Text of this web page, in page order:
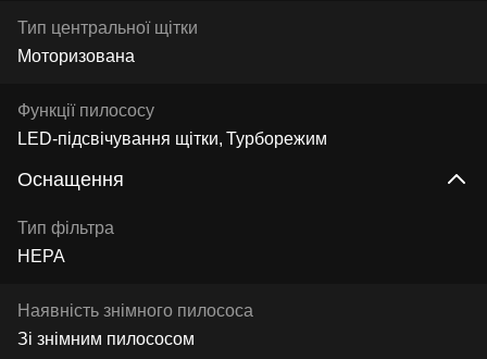
Тип центральної щітки
Моторизована
Функції пилососу
LED-підсвічування щітки Турборежим
Оснащення
Тип фільтра
HEPA
Наявність знімного пилососа
Зі знімним пилососом